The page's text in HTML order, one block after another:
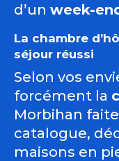
d’un week-
La chambre
séjour réussi
Selon vos
forcément la
Morbihan
catalogue,
maisons en